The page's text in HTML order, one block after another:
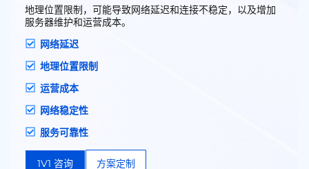
地理位置限制，可能导致网络延迟和连接不稳定，以及增加
服务器维护和运营成本。
网络延迟
地理位置限制
运营成本
网络稳定性
服务可靠性
1V1 咨询 方案定制